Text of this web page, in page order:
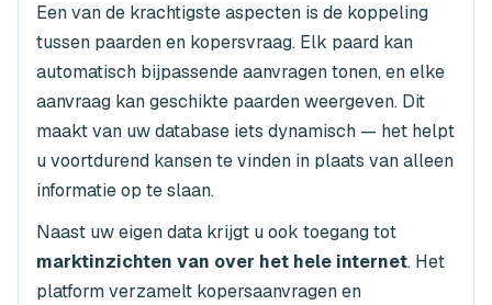
Een van de krachtigste aspecten is de koppeling
tussen paarden en kopersvraag. Elk paard kan
automatisch bijpassende aanvragen tonen, en elke
aanvraag kan geschikte paarden weergeven. Dit
maakt van uw database iets dynamisch — het helpt
u voortdurend kansen te vinden in plaats van alleen
informatie op te slaan.
Naast uw eigen data krijgt u ook toegang tot
marktinzichten van over het hele internet. Het
platform verzamelt kopersaanvragen en